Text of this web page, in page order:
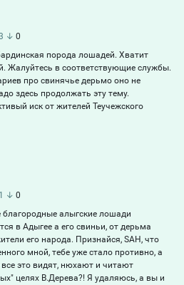
↓ 0
порода лошадей. Хватит
Жалуйтесь в соответствующие службы.
про свинячье дерьмо оно не
здесь продолжать эту тему.
иск от жителей Теучежского
↓ 0
благородные алыгские лошади
в Адыгее а его свиньи, от дерьма
его народа. Признайся, SAH, что
мной, тебе уже стало противно, а
это видят, нюхают и читают
целях В.Дерева?! Я удаляюсь, а вы и